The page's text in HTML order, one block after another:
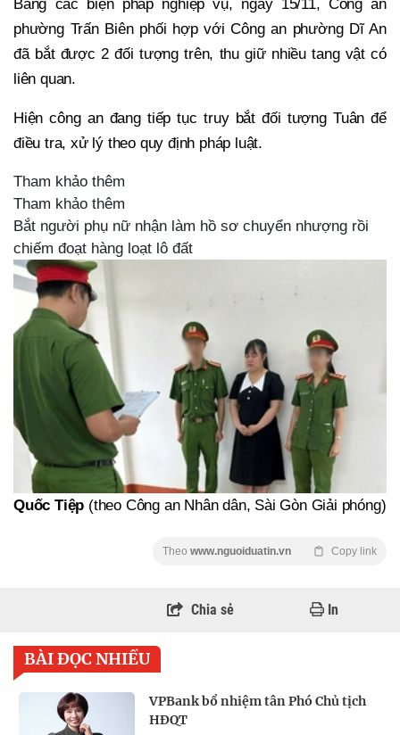
Bằng các biện pháp nghiệp vụ, ngày 15/11, Công an
phường Trấn Biên phối hợp với Công an phường Dĩ An
đã bắt được 2 đối tượng trên, thu giữ nhiều tang vật có
liên quan.
Hiện công an đang tiếp tục truy bắt đối tượng Tuân để
điều tra, xử lý theo quy định pháp luật.
Tham khảo thêm
Tham khảo thêm
Bắt người phụ nữ nhận làm hồ sơ chuyển nhượng rồi
chiếm đoạt hàng loạt lô đất
Quốc Tiệp (theo Công an Nhân dân, Sài Gòn Giải phóng)
Theo www.nguoiduatin.vn Copy link
Chia sẻ In
BÀI ĐỌC NHIỀU
VPBank bổ nhiệm tân Phó Chủ tịch
HĐQT